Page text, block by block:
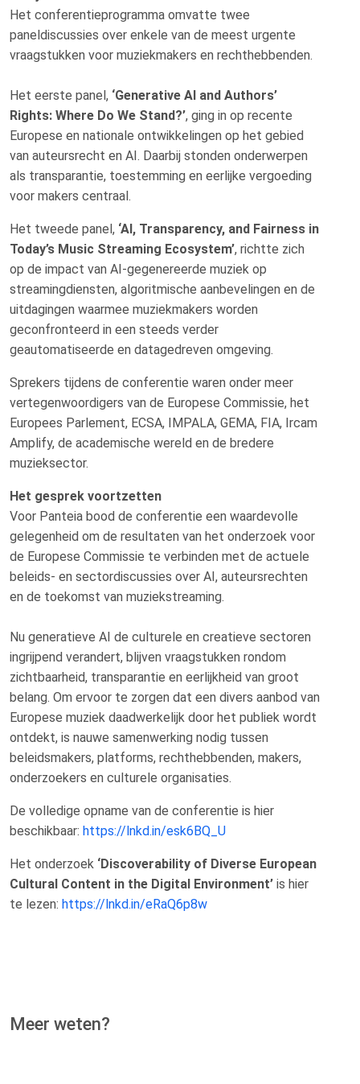
Het conferentieprogramma omvatte twee
paneldiscussies over enkele van de meest urgente
vraagstukken voor muziekmakers en rechthebbenden.
Het eerste panel, ‘Generative AI and Authors’
Rights: Where Do We Stand?’, ging in op recente
Europese en nationale ontwikkelingen op het gebied
van auteursrecht en AI. Daarbij stonden onderwerpen
als transparantie, toestemming en eerlijke vergoeding
voor makers centraal.
Het tweede panel, ‘AI, Transparency, and Fairness in
Today’s Music Streaming Ecosystem’, richtte zich
op de impact van AI-gegenereerde muziek op
streamingdiensten, algoritmische aanbevelingen en de
uitdagingen waarmee muziekmakers worden
geconfronteerd in een steeds verder
geautomatiseerde en datagedreven omgeving.
Sprekers tijdens de conferentie waren onder meer
vertegenwoordigers van de Europese Commissie, het
Europees Parlement, ECSA, IMPALA, GEMA, FIA, Ircam
Amplify, de academische wereld en de bredere
muzieksector.
Het gesprek voortzetten
Voor Panteia bood de conferentie een waardevolle
gelegenheid om de resultaten van het onderzoek voor
de Europese Commissie te verbinden met de actuele
beleids- en sectordiscussies over AI, auteursrechten
en de toekomst van muziekstreaming.
Nu generatieve AI de culturele en creatieve sectoren
ingrijpend verandert, blijven vraagstukken rondom
zichtbaarheid, transparantie en eerlijkheid van groot
belang. Om ervoor te zorgen dat een divers aanbod van
Europese muziek daadwerkelijk door het publiek wordt
ontdekt, is nauwe samenwerking nodig tussen
beleidsmakers, platforms, rechthebbenden, makers,
onderzoekers en culturele organisaties.
De volledige opname van de conferentie is hier
beschikbaar: https://lnkd.in/esk6BQ_U
Het onderzoek ‘Discoverability of Diverse European
Cultural Content in the Digital Environment’ is hier
te lezen: https://lnkd.in/eRaQ6p8w
Meer weten?